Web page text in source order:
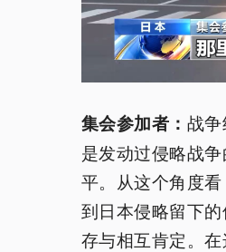
集会参加者： 战
是发动过侵略战
平。从这个角度
到日本侵略留下
存与相互肯定。